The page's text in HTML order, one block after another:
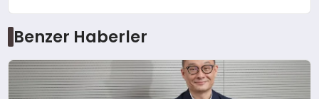
Benzer Haberler